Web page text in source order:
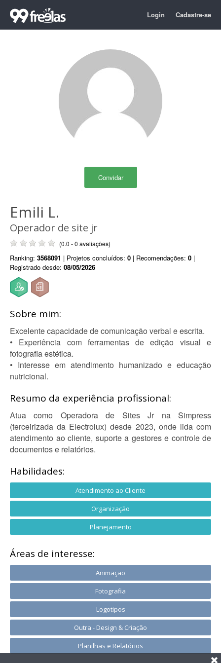
Login Cadastre-se
Convidar
Emili L.
Operador de site jr
(0.0 - 0 avaliações)
Ranking: 3568091 | Projetos concluídos: 0 | Recomendações: 0 |
Registrado desde: 08/05/2026
Sobre mim:
Excelente capacidade de comunicação verbal e escrita.
• Experiência com ferramentas de edição visual e
fotografia estética.
• Interesse em atendimento humanizado e educação
nutricional.
Resumo da experiência profissional:
Atua como Operadora de Sites Jr na Simpress
(terceirizada da Electrolux) desde 2023, onde lida com
atendimento ao cliente, suporte a gestores e controle de
documentos e relatórios.
Habilidades:
Atendimento ao Cliente
Organização
Planejamento
Áreas de interesse:
Animação
Fotografia
Logotipos
Outra - Design & Criação
Planilhas e Relatórios